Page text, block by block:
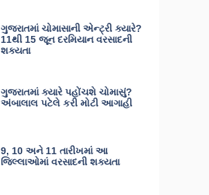
ગુજરાતમાં ચોમાસાની એન્ટ્રી ક્યારે?
11થી 15 જૂન દરમિયાન વરસાદની
શક્યતા
ગુજરાતમાં ક્યારે પહોંચશે ચોમાસું?
અંબાલાલ પટેલે કરી મોટી આગાહી
9, 10 અને 11 તારીખમાં આ
જિલ્લાઓમાં વરસાદની શક્યતા